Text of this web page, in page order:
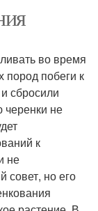
во время
пород побеги к
сбросили
черенки не
к
не
совет, но его